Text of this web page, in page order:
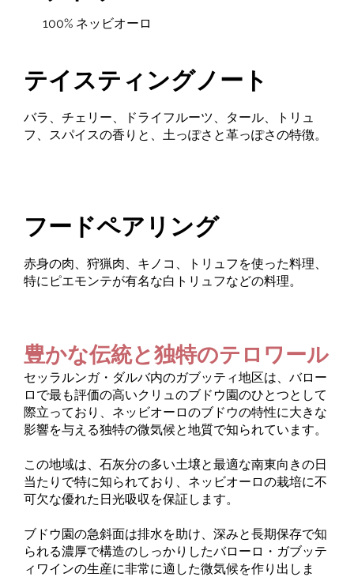
100% ネッビオーロ
テイスティングノート
バラ、チェリー、ドライフルーツ、タール、トリュ
フ、スパイスの香りと、土っぽさと革っぽさの特徴。
フードペアリング
赤身の肉、狩猟肉、キノコ、トリュフを使った料理、
特にピエモンテが有名な白トリュフなどの料理。
豊かな伝統と独特のテロワール
セッラルンガ・ダルバ内のガブッティ地区は、バロー
ロで最も評価の高いクリュのブドウ園のひとつとして
際立っており、ネッビオーロのブドウの特性に大きな
影響を与える独特の微気候と地質で知られています。
この地域は、石灰分の多い土壌と最適な南東向きの日
当たりで特に知られており、ネッビオーロの栽培に不
可欠な優れた日光吸収を保証します。
ブドウ園の急斜面は排水を助け、深みと長期保存で知
られる濃厚で構造のしっかりしたバローロ・ガブッテ
ィワインの生産に非常に適した微気候を作り出しま